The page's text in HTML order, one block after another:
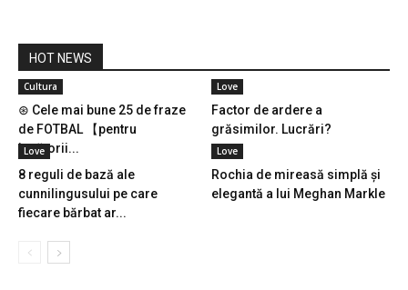
HOT NEWS
Cultura
⊛ Cele mai bune 25 de fraze
de FOTBAL 【pentru
jucătorii...
Love
Factor de ardere a
grăsimilor. Lucrări?
Love
8 reguli de bază ale
cunnilingusului pe care
fiecare bărbat ar...
Love
Rochia de mireasă simplă și
elegantă a lui Meghan Markle